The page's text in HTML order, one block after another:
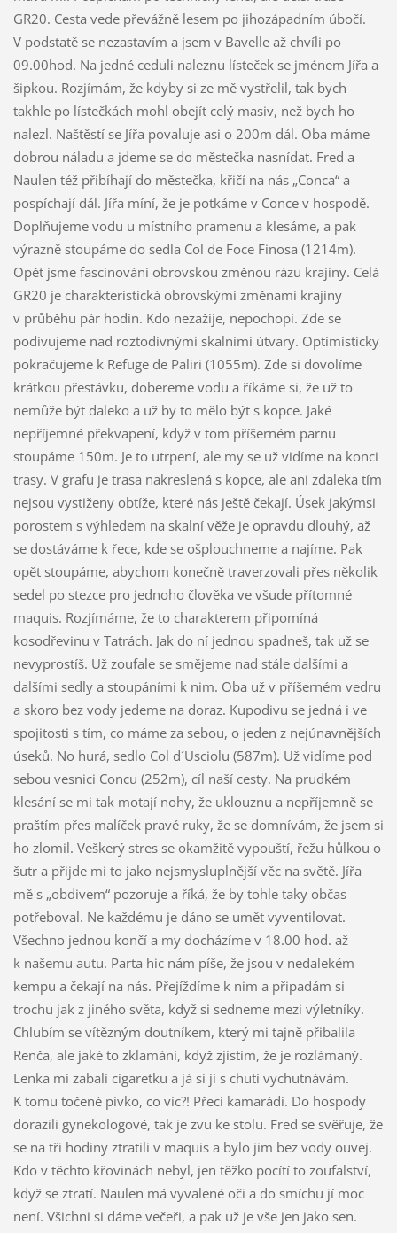
GR20. Cesta vede převážně lesem po jihozápadním úbočí.
V podstatě se nezastavím a jsem v Bavelle až chvíli po
09.00hod. Na jedné ceduli naleznu lísteček se jménem Jířa a
šipkou. Rozjímám, že kdyby si ze mě vystřelil, tak bych
takhle po lístečkách mohl obejít celý masiv, než bych ho
nalezl. Naštěstí se Jířa povaluje asi o 200m dál. Oba máme
dobrou náladu a jdeme se do městečka nasnídat. Fred a
Naulen též přibíhají do městečka, křičí na nás „Conca“ a
pospíchají dál. Jířa míní, že je potkáme v Conce v hospodě.
Doplňujeme vodu u místního pramenu a klesáme, a pak
výrazně stoupáme do sedla Col de Foce Finosa (1214m).
Opět jsme fascinováni obrovskou změnou rázu krajiny. Celá
GR20 je charakteristická obrovskými změnami krajiny
v průběhu pár hodin. Kdo nezažije, nepochopí. Zde se
podivujeme nad roztodivnými skalními útvary. Optimisticky
pokračujeme k Refuge de Paliri (1055m). Zde si dovolíme
krátkou přestávku, dobereme vodu a říkáme si, že už to
nemůže být daleko a už by to mělo být s kopce. Jaké
nepříjemné překvapení, když v tom příšerném parnu
stoupáme 150m. Je to utrpení, ale my se už vidíme na konci
trasy. V grafu je trasa nakreslená s kopce, ale ani zdaleka tím
nejsou vystiženy obtíže, které nás ještě čekají. Úsek jakýmsi
porostem s výhledem na skalní věže je opravdu dlouhý, až
se dostáváme k řece, kde se ošplouchneme a najíme. Pak
opět stoupáme, abychom konečně traverzovali přes několik
sedel po stezce pro jednoho člověka ve všude přítomné
maquis. Rozjímáme, že to charakterem připomíná
kosodřevinu v Tatrách. Jak do ní jednou spadneš, tak už se
nevyprostíš. Už zoufale se smějeme nad stále dalšími a
dalšími sedly a stoupáními k nim. Oba už v příšerném vedru
a skoro bez vody jedeme na doraz. Kupodivu se jedná i ve
spojitosti s tím, co máme za sebou, o jeden z nejúnavnějších
úseků. No hurá, sedlo Col d´Usciolu (587m). Už vidíme pod
sebou vesnici Concu (252m), cíl naší cesty. Na prudkém
klesání se mi tak motají nohy, že uklouznu a nepříjemně se
praštím přes malíček pravé ruky, že se domnívám, že jsem si
ho zlomil. Veškerý stres se okamžitě vypouští, řežu hůlkou o
šutr a přijde mi to jako nejsmysluplnější věc na světě. Jířa
mě s „obdivem“ pozoruje a říká, že by tohle taky občas
potřeboval. Ne každému je dáno se umět vyventilovat.
Všechno jednou končí a my docházíme v 18.00 hod. až
k našemu autu. Parta hic nám píše, že jsou v nedalekém
kempu a čekají na nás. Přejíždíme k nim a připadám si
trochu jak z jiného světa, když si sedneme mezi výletníky.
Chlubím se vítězným doutníkem, který mi tajně přibalila
Renča, ale jaké to zklamání, když zjistím, že je rozlámaný.
Lenka mi zabalí cigaretku a já si jí s chutí vychutnávám.
K tomu točené pivko, co víc?! Přeci kamarádi. Do hospody
dorazili gynekologové, tak je zvu ke stolu. Fred se svěřuje, že
se na tři hodiny ztratili v maquis a bylo jim bez vody ouvej.
Kdo v těchto křovinách nebyl, jen těžko pocítí to zoufalství,
když se ztratí. Naulen má vyvalené oči a do smíchu jí moc
není. Všichni si dáme večeři, a pak už je vše jen jako sen.